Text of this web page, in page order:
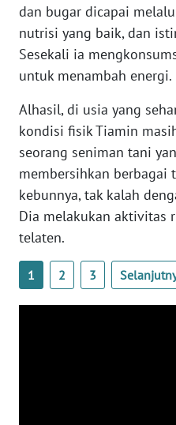
dan bugar dicapai
nutrisi yang baik, dan
Sesekali ia
untuk menambah energi.
Alhasil, di usia yang
kondisi fisik Tiamin
seorang seniman tani
membersihkan berbagai
kebunnya, tak kalah
Dia melakukan aktivitas
telaten.
1 2 3
LAMPUNG
WN
JATENG
WN
NUSANTARA
WN
WN
JATIM
WN